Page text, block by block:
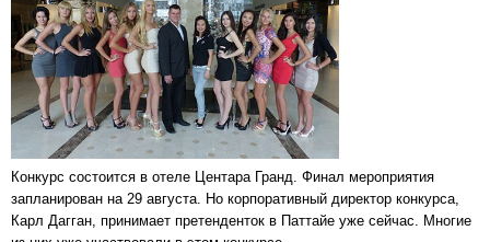
Конкурс состоится в отеле Центара Гранд. Финал мероприятия
запланирован на 29 августа. Но корпоративный директор конкурса,
Карл Дагган, принимает претенденток в Паттайе уже сейчас. Многие